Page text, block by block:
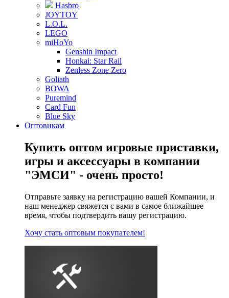
Hasbro
JOYTOY
L.O.L.
LEGO
miHoYo
Genshin Impact
Honkai: Star Rail
Zenless Zone Zero
Goliath
BOWA
Puremind
Card Fun
Blue Sky
Оптовикам
Купить оптом игровые приставки,
игры и аксессуары в компании
"ЭМСИ" - очень просто!
Отправьте заявку на регистрацию вашей Компании, и
наш менеджер свяжется с вами в самое ближайшее
время, чтобы подтвердить вашу регистрацию.
Хочу стать оптовым покупателем!